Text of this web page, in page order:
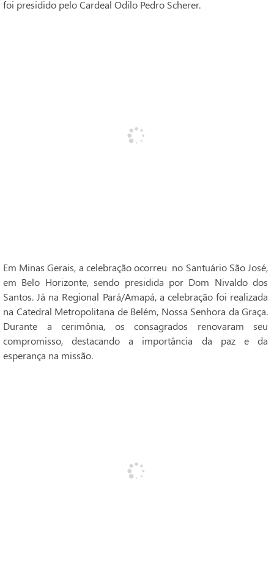
foi presidido pelo Cardeal Odilo Pedro Scherer.
Em Minas Gerais, a celebração ocorreu no Santuário São José,
em Belo Horizonte, sendo presidida por Dom Nivaldo dos
Santos. Já na Regional Pará/Amapá, a celebração foi realizada
na Catedral Metropolitana de Belém, Nossa Senhora da Graça.
Durante a cerimônia, os consagrados renovaram seu
compromisso, destacando a importância da paz e da
esperança na missão.